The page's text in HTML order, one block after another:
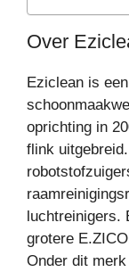
Over
Eziclean is
oprichting in
flink
luchtreinigers.
grotere
Onder dit